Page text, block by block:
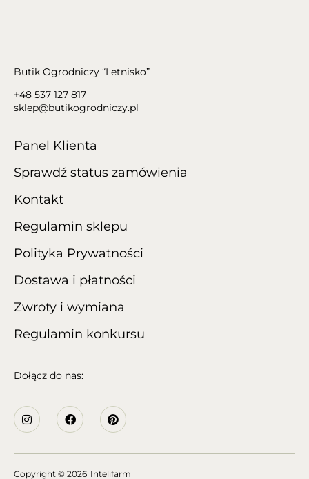
Butik Ogrodniczy “Letnisko”
+48 537 127 817
sklep@butikogrodniczy.pl
Panel Klienta
Sprawdź status zamówienia
Kontakt
Regulamin sklepu
Polityka Prywatności
Dostawa i płatności
Zwroty i wymiana
Regulamin konkursu
Dołącz do nas:
Copyright © 2026 Intelifarm